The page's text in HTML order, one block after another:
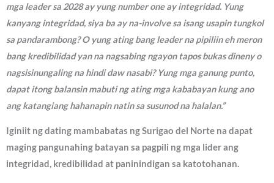
mga leader sa 2028 ay yung number one ay integridad. Yung
kanyang integridad, siya ba ay na-involve sa isang usapin tungkol
sa pandarambong? O yung ating bang leader na pipiliin eh meron
bang kredibilidad yan na nagsabing ngayon tapos bukas dineny o
nagsisinungaling na hindi daw nasabi? Yung mga ganung punto,
dapat itong balansin mabuti ng ating mga kababayan kung ano
ang katangiang hahanapin natin sa susunod na halalan.”
Iginiit ng dating mambabatas ng Surigao del Norte na dapat
maging pangunahing batayan sa pagpili ng mga lider ang
integridad, kredibilidad at paninindigan sa katotohanan.